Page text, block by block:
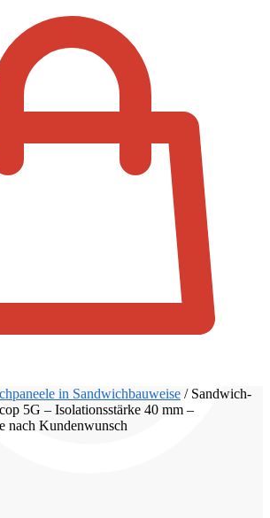
in Sandwichbauweise / Sandwich-
5G – Isolationsstärke 40 mm –
nach Kundenwunsch